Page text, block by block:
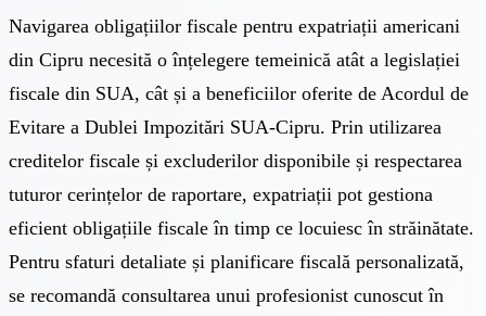
Navigarea obligațiilor fiscale pentru expatriații americani
din Cipru necesită o înțelegere temeinică atât a legislației
fiscale din SUA, cât și a beneficiilor oferite de Acordul de
Evitare a Dublei Impozitări SUA-Cipru. Prin utilizarea
creditelor fiscale și excluderilor disponibile și respectarea
tuturor cerințelor de raportare, expatriații pot gestiona
eficient obligațiile fiscale în timp ce locuiesc în străinătate.
Pentru sfaturi detaliate și planificare fiscală personalizată,
se recomandă consultarea unui profesionist cunoscut în